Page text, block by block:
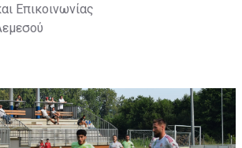
Επικοινωνίας